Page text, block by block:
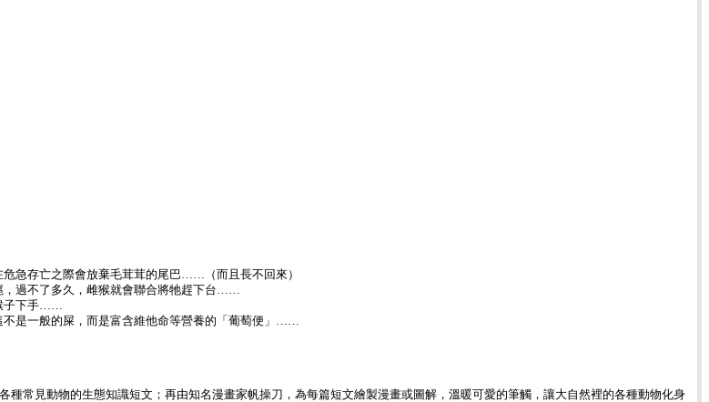
急存亡之際會放棄毛茸茸的尾巴……（而且長不回來）
過不了多久，雌猴就會聯合將牠趕下台……
子下手……
是一般的屎，而是富含維他命等營養的「葡萄便」……
常見動物的生態知識短文；再由知名漫畫家帆操刀，為每篇短文繪製漫畫或圖解，溫暖可愛的筆觸，讓大自然裡的各種動物化身